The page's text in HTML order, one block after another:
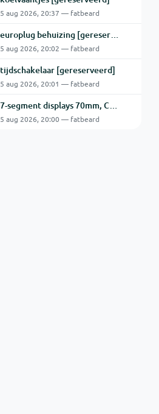
5 aug 2026, 20:37 — fatbeard
europlug behuizing [gereserveerd]
5 aug 2026, 20:02 — fatbeard
tijdschakelaar [gereserveerd]
5 aug 2026, 20:01 — fatbeard
7-segment displays 70mm, CA [gereserveerd]
5 aug 2026, 20:00 — fatbeard